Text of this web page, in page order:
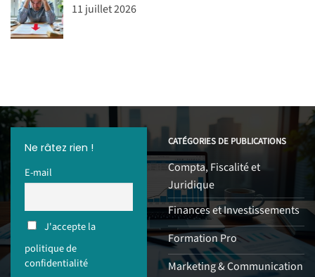
11 juillet 2026
Ne râtez rien !
E-mail
J'accepte la
politique de
confidentialité
CATÉGORIES DE PUBLICATIONS
Compta, Fiscalité et
Juridique
Finances et Investissements
Formation Pro
Marketing & Communication